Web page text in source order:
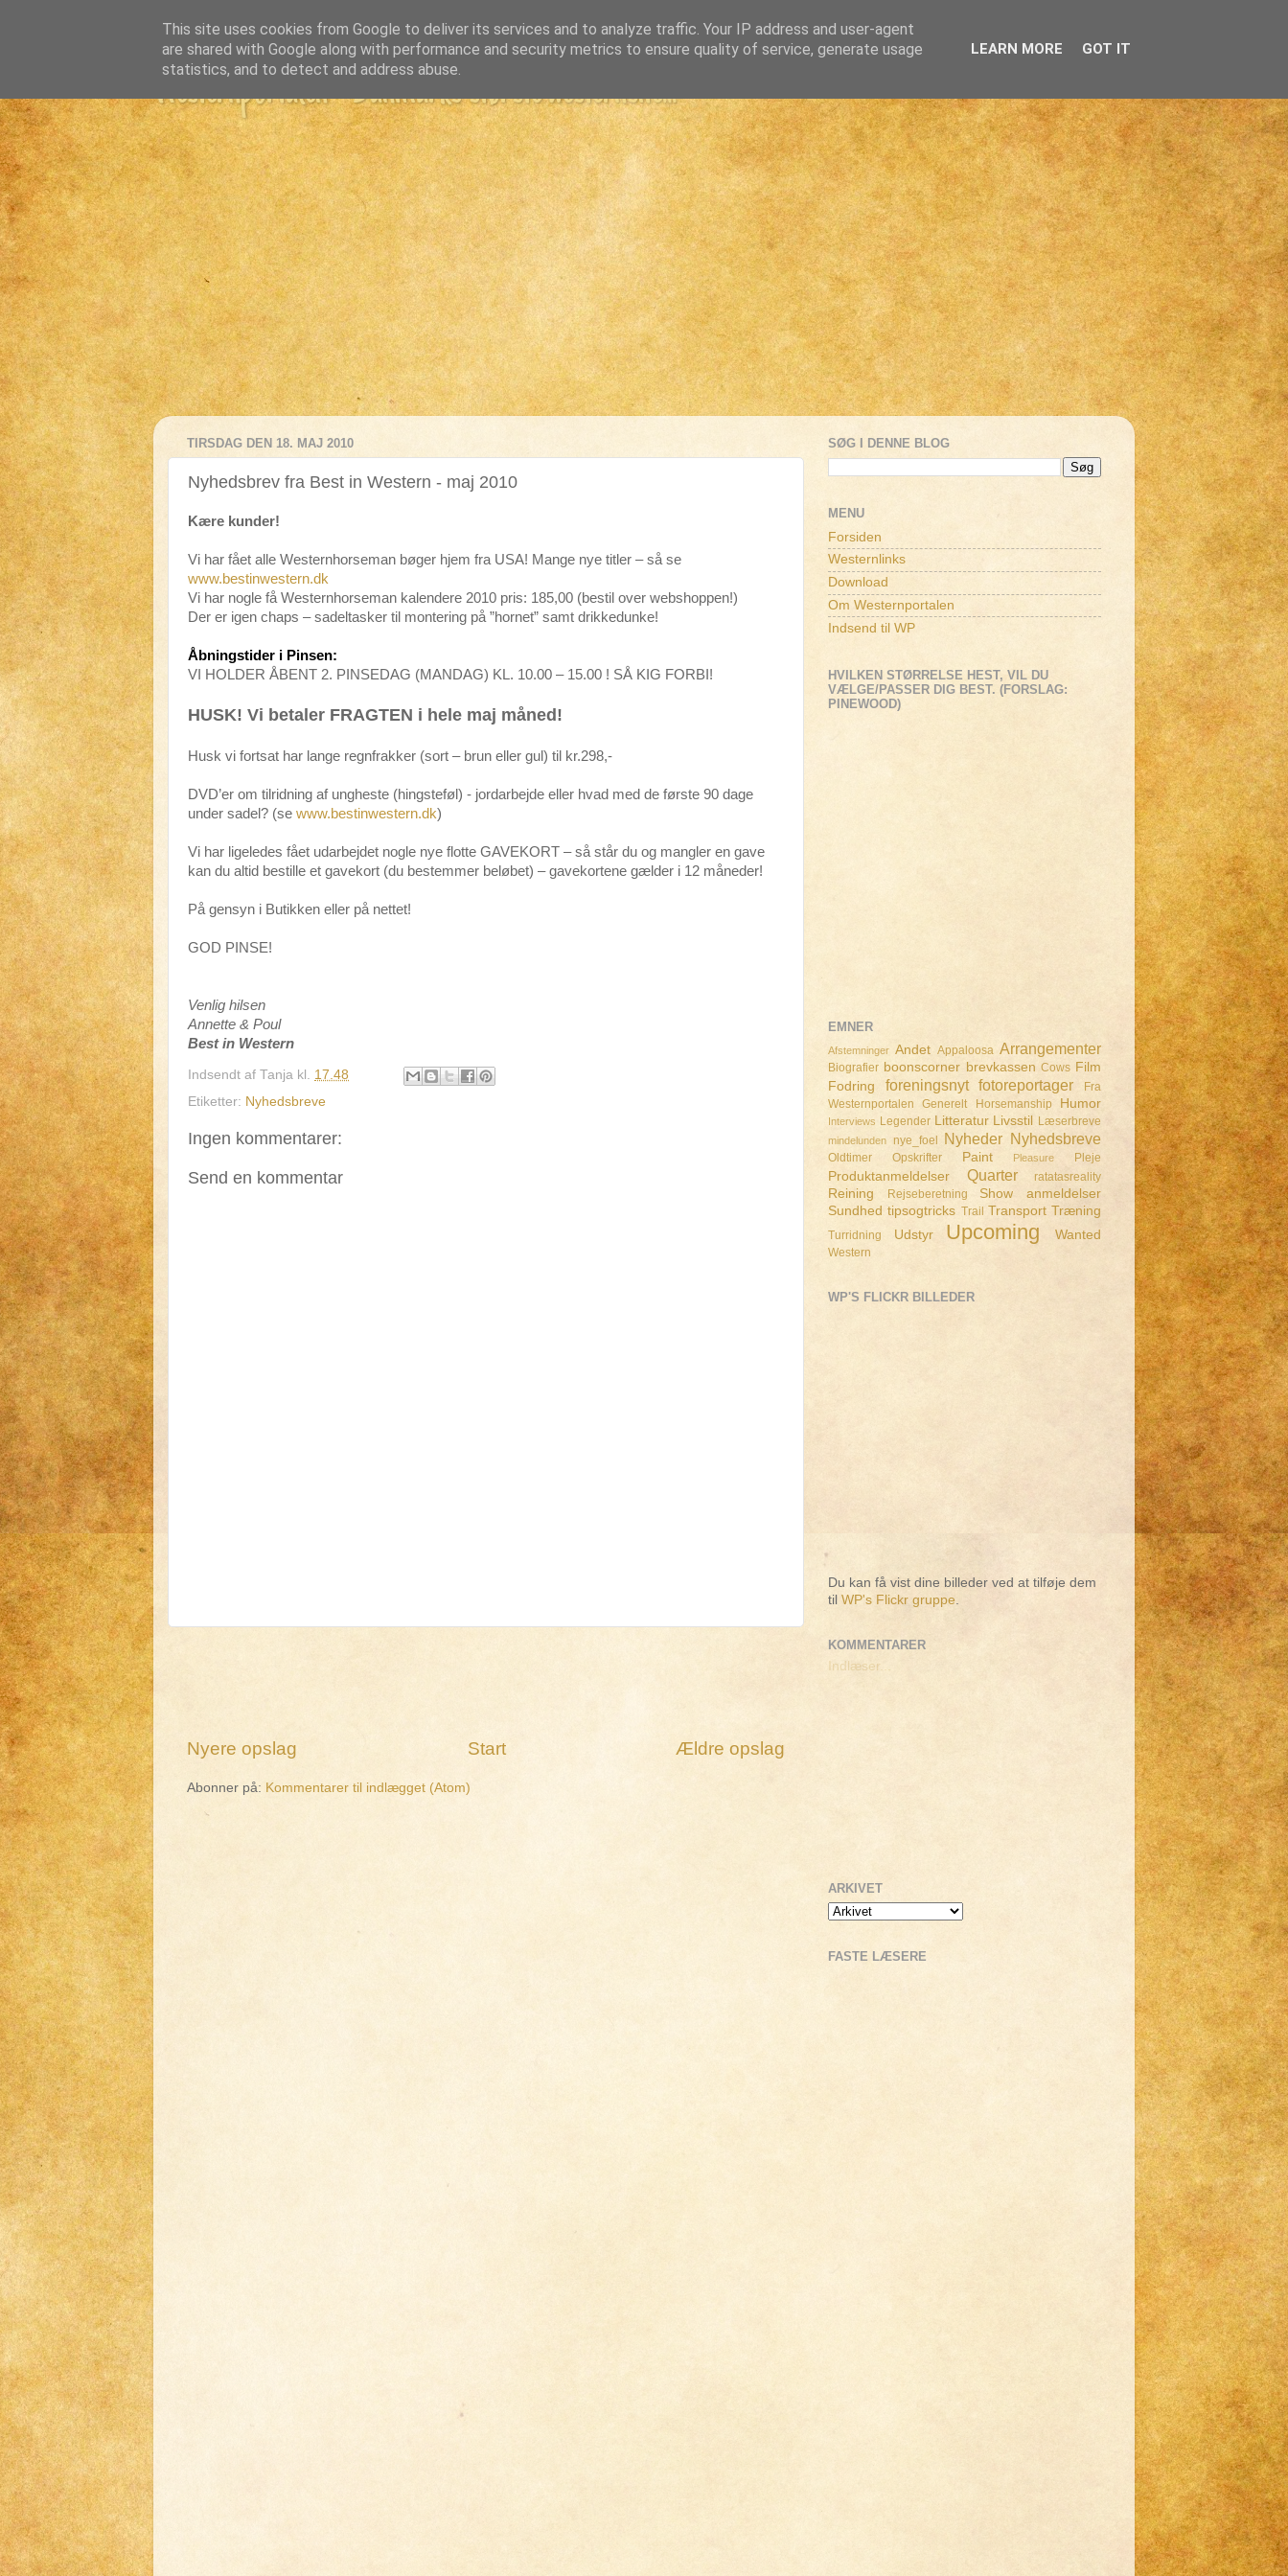
Westernportalen - Danmarks største westernsite...
TIRSDAG DEN 18. MAJ 2010
Nyhedsbrev fra Best in Western - maj 2010
Kære kunder!
Vi har fået alle Westernhorseman bøger hjem fra USA! Mange nye titler – så se
www.bestinwestern.dk
Vi har nogle få Westernhorseman kalendere 2010 pris: 185,00 (bestil over webshoppen!)
Der er igen chaps – sadeltasker til montering på ”hornet” samt drikkedunke!
Åbningstider i Pinsen:
VI HOLDER ÅBENT 2. PINSEDAG (MANDAG) KL. 10.00 – 15.00 ! SÅ KIG FORBI!
HUSK! Vi betaler FRAGTEN i hele maj måned!
Husk vi fortsat har lange regnfrakker (sort – brun eller gul) til kr.298,-
DVD’er om tilridning af ungheste (hingsteføl) - jordarbejde eller hvad med de første 90 dage
under sadel? (se www.bestinwestern.dk)
Vi har ligeledes fået udarbejdet nogle nye flotte GAVEKORT – så står du og mangler en gave
kan du altid bestille et gavekort (du bestemmer beløbet) – gavekortene gælder i 12 måneder!
På gensyn i Butikken eller på nettet!
GOD PINSE!
Venlig hilsen
Annette & Poul
Best in Western
Indsendt af Tanja kl. 17.48
Etiketter: Nyhedsbreve
Ingen kommentarer:
Send en kommentar
Nyere opslag Ældre opslag
Start
Abonner på: Kommentarer til indlægget (Atom)
SØG I DENNE BLOG
MENU
Forsiden
Westernlinks
Download
Om Westernportalen
Indsend til WP
HVILKEN STØRRELSE HEST, VIL DU
VÆLGE/PASSER DIG BEST. (FORSLAG:
PINEWOOD)
EMNER
Afstemninger Andet Appaloosa Arrangementer
Biografier boonscorner brevkassen Cows Film
Fodring
foreningsnyt fotoreportager
Fra
Westernportalen
Generelt Horsemanship Humor
Interviews Legender Litteratur Livsstil Læserbreve
mindelunden nye_foel Nyheder Nyhedsbreve
Oldtimer Opskrifter Paint Pleasure Pleje
Produktanmeldelser Quarter ratatasreality
Reining Rejseberetning
Show anmeldelser
Sundhed tipsogtricks Trail Transport Træning
Turridning Udstyr Upcoming Wanted
Western
WP'S FLICKR BILLEDER
Du kan få vist dine billeder ved at tilføje dem
til WP's Flickr gruppe
KOMMENTARER
Indlæser...
ARKIVET
FASTE LÆSERE
This site uses cookies from Google to deliver its services and to analyze traffic. Your IP address and user-agent
are shared with Google along with performance and security metrics to ensure quality of service, generate usage
statistics, and to detect and address abuse.
LEARN MORE GOT IT